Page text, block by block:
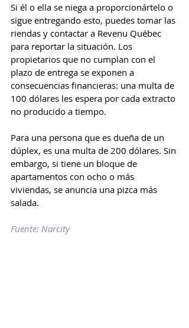
Si él o ella se niega a proporcionártelo o
sigue entregando esto, puedes tomar las
riendas y contactar a Revenu Québec
para reportar la situación. Los
propietarios que no cumplan con el
plazo de entrega se exponen a
consecuencias financieras: una multa de
100 dólares les espera por cada extracto
no producido a tiempo.
Para una persona que es dueña de un
dúplex, es una multa de 200 dólares. Sin
embargo, si tiene un bloque de
apartamentos con ocho o más
viviendas, se anuncia una pizca más
salada.
Fuente: Narcity